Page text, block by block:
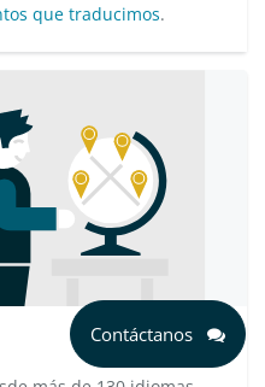
que traducimos.
Contáctanos